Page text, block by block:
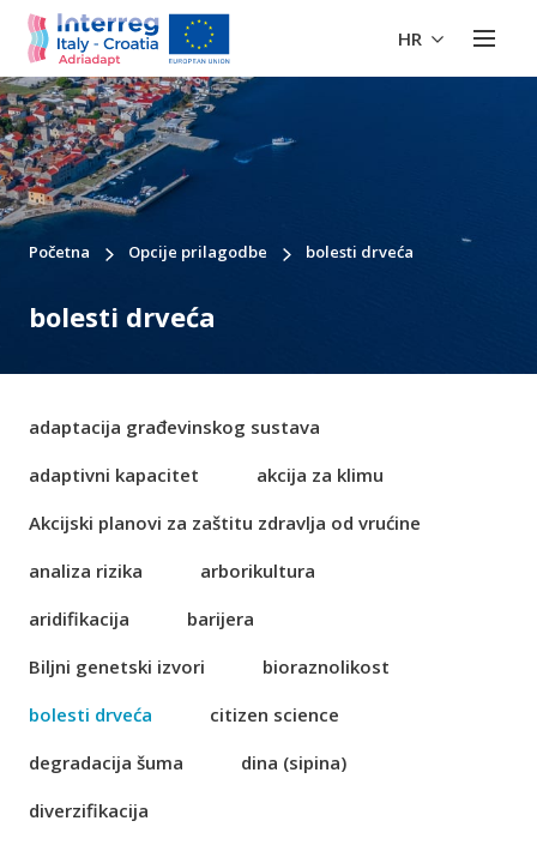
HR
Početna Opcije prilagodbe bolesti drveća
bolesti drveća
adaptacija građevinskog sustava
adaptivni kapacitet
akcija za klimu
Akcijski planovi za zaštitu zdravlja od vrućine
analiza rizika
arborikultura
aridifikacija
barijera
Biljni genetski izvori
bioraznolikost
bolesti drveća
citizen science
degradacija šuma
dina (sipina)
diverzifikacija